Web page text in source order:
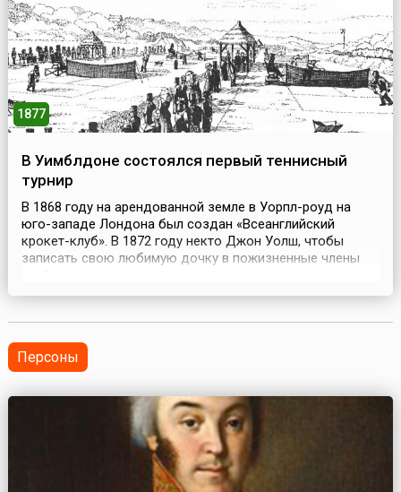
1877
В Уимблдоне состоялся первый теннисный
турнир
В 1868 году на арендованной земле в Уорпл-роуд на
юго-западе Лондона был создан «Всеанглийский
крокет-клуб». В 1872 году некто Джон Уолш, чтобы
записать свою любимую дочку в пожизненные члены
газонов. Помимо крокета игроки также увлекались
настолько, что пришлось построить в 1875 году первый
те...
Персоны